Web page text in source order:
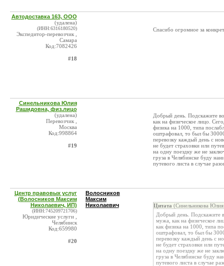
Автодоставка 163, ООО
(удалена)
(ИНН:6316180520)
Экспедитор-перевозчик ,
Самара
Код:7082426
#18
Спасибо огромное за
Синельникова Юлия
Рашидовна, физ.лицо
(удалена)
Перевозчик ,
Москва
Код:998864
#19
Добрый день. Подскажите
как на физическое лицо.
физика на 1000, типа
оштрафовал, то был бы
перевозку каждый день с
не будет страховки или
на одну поездку же не
груза в Челябинске буду
путевого листа в случае
Центр правовых услуг
(Волосников Максим
Николаевич, ИП)
(ИНН:745209721706)
Юридические услуги ,
Челябинск
Код:659980
#20
Волосников
Максим
Николаевич
Цитата (Синельникова
Добрый день. Подскажите
мужа, как на физическое
как физика на 1000, типа
оштрафовал, то был бы
перевозку каждый день с
не будет страховки или
на одну поездку же не
груза в Челябинске буду
путевого листа в случае